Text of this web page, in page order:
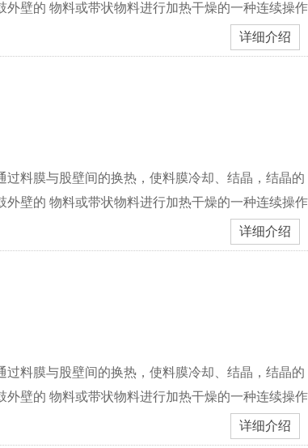
壁的 物料或带状物料进行加热干燥的一种连续操作
详细介绍
料膜与股壁间的换热，使料膜冷却、结晶，结晶的
壁的 物料或带状物料进行加热干燥的一种连续操作
详细介绍
料膜与股壁间的换热，使料膜冷却、结晶，结晶的
壁的 物料或带状物料进行加热干燥的一种连续操作
详细介绍